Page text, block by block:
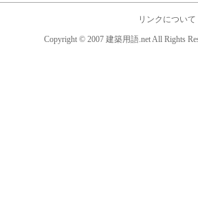
リンクについて
Copyright © 2007 建築用語.net All Rights